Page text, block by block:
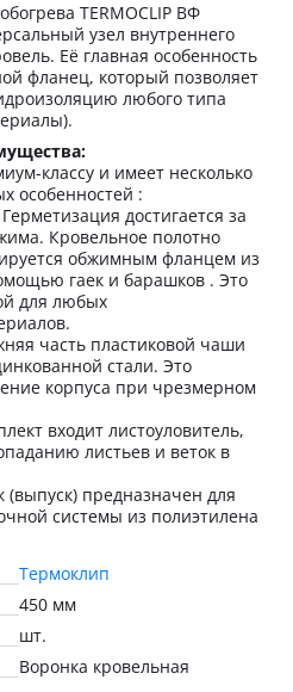
TERMOCLIP ВФ
узел внутреннего
Её главная особенность
фланец, который позволяет
любого типа
классу и имеет несколько
особенностей :
достигается за
Кровельное полотно
обжимным фланцем из
гаек и барашков . Это
для любых
часть пластиковой чаши
стали. Это
корпуса при чрезмерном
входит листоуловитель,
листьев и веток в
(выпуск) предназначен для
системы из полиэтилена
Термоклип
450 мм
шт.
Воронка кровельная